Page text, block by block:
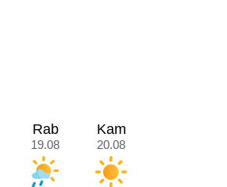
Rab
19.08
Kam
20.08